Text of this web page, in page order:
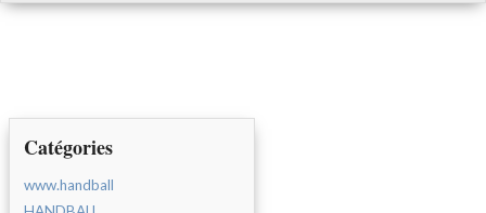
Catégories
www.handball